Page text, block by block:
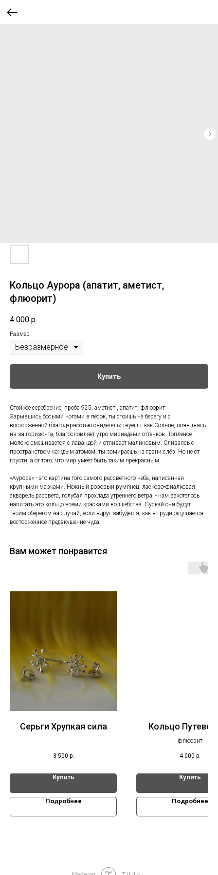
Кольцо Аурора (апатит, аметист,
флюорит)
4 000 р.
Размер
Купить
Стойкое серебрение, проба 925, аметист , апатит, флюорит
Зарывшись босыми ногами в песок, ты стоишь на берегу и с
восторженной благодарностью свидетельствуешь, как Солнце, появляясь
из-за горизонта, благословляет утро мириадами оттенков. Топленое
молоко смешивается с лавандой и отливает малиновым. Сливаясь с
пространством каждым атомом, ты замираешь на грани слёз. Но не от
грусти, а от того, что мир умеет быть таким прекрасным.
«Аурора» - это картина того самого рассветного неба, написанная
крупными мазками. Нежный розовый румянец, ласково-фиалковая
акварель рассвета, голубая прохлада утреннего ветра, - нам захотелось
напитать это кольцо всеми красками волшебства. Пускай они будут
твоим оберегом на случай, если вдруг забудется, как в груди ощущается
восторженное предвкушение чуда.
Вам может понравится
Серьги Хрупкая сила
3 500 р.
Купить
Подробнее
Кольцо
флюорит
4 000 р.
Купить
Подробнее